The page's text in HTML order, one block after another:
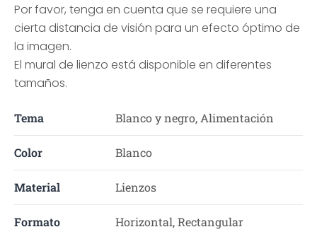
Por favor, tenga en cuenta que se requiere una
cierta distancia de visión para un efecto óptimo de
la imagen.
El mural de lienzo está disponible en diferentes
tamaños.
Tema Blanco y negro, Alimentación
Color Blanco
Material Lienzos
Formato Horizontal, Rectangular